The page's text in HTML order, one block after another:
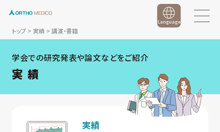
トップ> 実績 > 講演・書籍
Language
学会での研究発表や論文などをご紹介
実 績
実績